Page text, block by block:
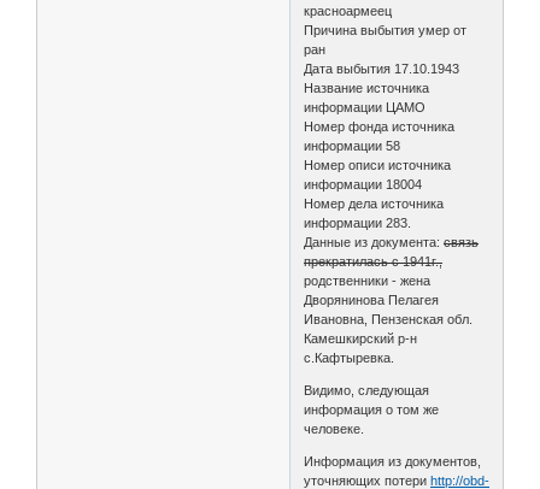
красноармеец
Причина выбытия умер от
ран
Дата выбытия 17.10.1943
Название источника
информации ЦАМО
Номер фонда источника
информации 58
Номер описи источника
информации 18004
Номер дела источника
информации 283.
Данные из документа:связь
прекратилась с 1941г.,
родственники - жена
Дворянинова Пелагея
Ивановна, Пензенская обл.
Камешкирский р-н
с.Кафтыревка.
Видимо, следующая
информация о том же
человеке.
Информация из документов,
уточняющих потериhttp://obd-